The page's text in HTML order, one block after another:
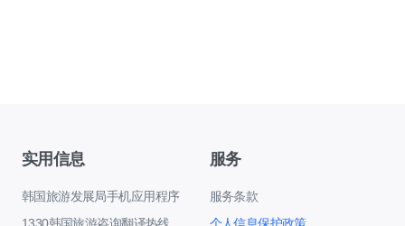
实用信息
韩国旅游发展局手机应用程序
服务
服务条款